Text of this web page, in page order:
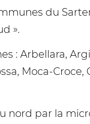
du
».
: Arbellara,
Moca-
nord par la